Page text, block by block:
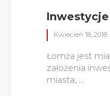
Kwiecień 18, 2018
Łomża jest
założenia
miasta, ...